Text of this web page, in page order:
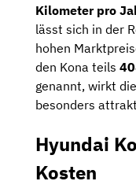
Kilometer pro
lässt sich in der
hohen
den Kona teils
genannt, wirkt
besonders
Hyundai
Kosten